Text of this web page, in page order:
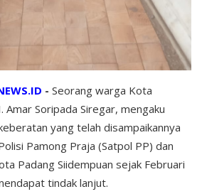
- Seorang warga Kota
Amar Soripada Siregar, mengaku
yang telah disampaikannya
Pamong Praja (Satpol PP) dan
Padang Siidempuan sejak Februari
tindak lanjut.